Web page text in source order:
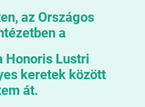
az Országos
a
Honoris Lustri
keretek között
át.